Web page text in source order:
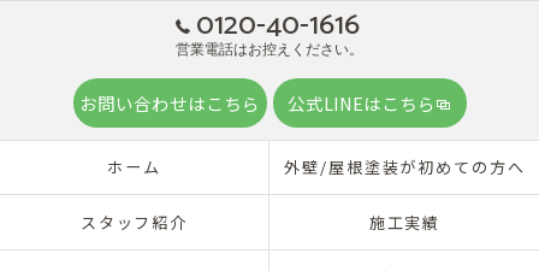
0120-40-1616
営業電話はお控えください。
お問い合わせはこちら 公式LINEはこちら
ホーム 外壁/屋根塗装が初めての方へ
スタッフ紹介 施工実績